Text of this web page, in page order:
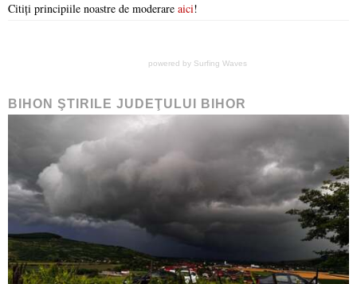
Citiți principiile noastre de moderare aici!
powered by Surfing Waves
BIHON ŞTIRILE JUDEŢULUI BIHOR